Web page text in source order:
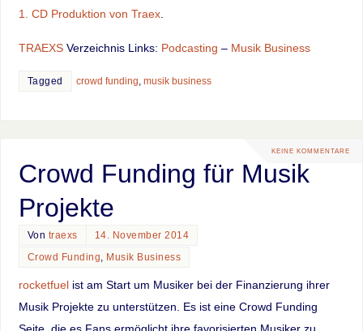
1. CD Produktion von Traex.
TRAEXSVerzeichnis Links: Podcasting – Musik Business
Tagged crowd funding, musik business
KEINE KOMMENTARE
Crowd Funding für Musik
Projekte
Von traexs
14. November 2014
Crowd Funding, Musik Business
rocketfuelist am Start um Musiker bei der Finanzierung ihrer
Musik Projekte zu unterstützen. Es ist eine Crowd Funding